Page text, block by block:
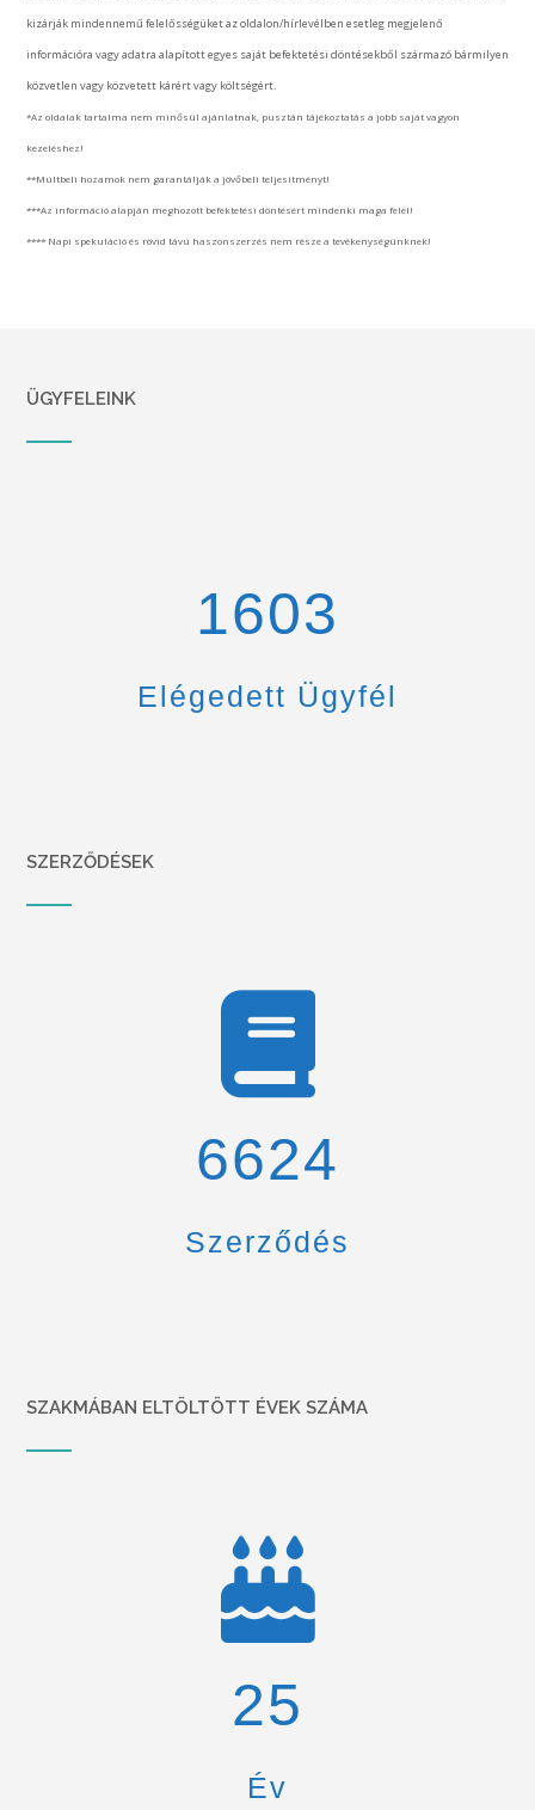
kizárják mindennemű felelősségüket az oldalon/hírlevélben esetleg megjelenő
információra vagy adatra alapított egyes saját befektetési döntésekből származó bármilyen
közvetlen vagy közvetett kárért vagy költségért.
*Az oldalak tartalma nem minősül ajánlatnak, pusztán tájékoztatás a jobb saját vagyon
kezeléshez!
**Múltbeli hozamok nem garantálják a jövőbeli teljesítményt!
***Az információ alapján meghozott befektetési döntésért mindenki maga felel!
**** Napi spekuláció és rövid távú haszonszerzés nem része a tevékenységünknek!
ÜGYFELEINK
1670
Elégedett Ügyfél
SZERZŐDÉSEK
6900
Szerződés
SZAKMÁBAN ELTÖLTÖTT ÉVEK SZÁMA
26
Év